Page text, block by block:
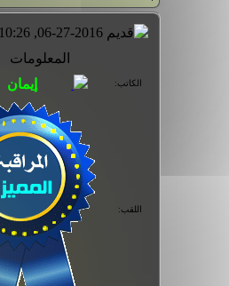
06-27-2016, 10:26 PM
المعلومات
الكاتب:
اللقب: